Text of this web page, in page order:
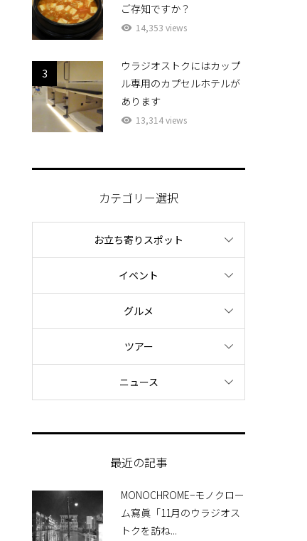
ご存知ですか？
14,353 views
3
ウラジオストクにはカップ
ル専用のカプセルホテルが
あります
13,314 views
カテゴリー選択
お立ち寄りスポット
イベント
グルメ
ツアー
ニュース
最近の記事
MONOCHROME−モノクロー
ム寫眞「11月のウラジオス
トクを訪ね...